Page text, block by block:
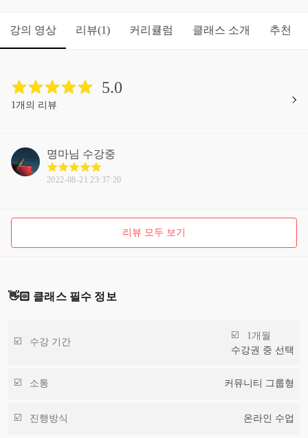
강의 영상 리뷰(1) 커리큘럼 클래스 소개 추천
5.0
1개의 리뷰
명마님 수강중
2022-08-21 23:37:20
리뷰 모두 보기
👋🏻 클래스 필수 정보
수강 기간
1개월
수강권 중 선택
소통 커뮤니티 그룹형
진행방식 온라인 수업